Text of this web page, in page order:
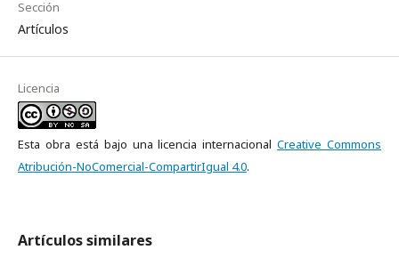
Sección
Artículos
Licencia
Esta obra está bajo una licencia internacionalCreative Commons
Atribución-NoComercial-CompartirIgual 4.0.
Artículos similares